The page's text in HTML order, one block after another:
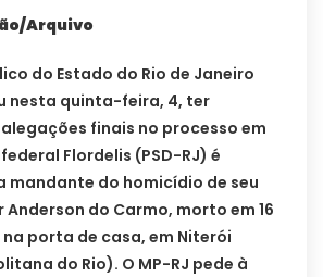
Arquivo
do Estado do Rio de Janeiro
nesta quinta-feira, 4, ter
finais no processo em
Flordelis (PSD-RJ) é
mandante do homicídio de seu
do Carmo, morto em 16
na porta de casa, em Niterói
do Rio). O MP-RJ pede à